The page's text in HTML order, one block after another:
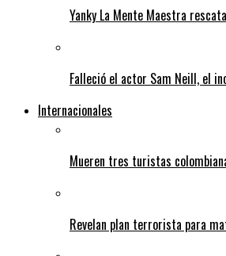
Yanky La Mente Maestra
Falleció el actor Sam Neill, el
Internacionales
Mueren tres turistas
Revelan plan terrorista para